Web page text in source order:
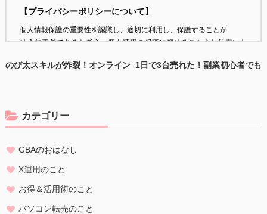
【プライバシーポリシーについて】
個人情報保護の重要性を認識し、適切に利用し、保護することが
社会的責任であると考え、個人情報の保護に努めることをお約束いた
電子メールアドレス、職業、勤務先等、特定の個人を識別し得る情報
をいいます。
個人情報の収集・利用
当方は、以下の目的のため、その範囲内においてのみ、個人情報を収
自発的な提供によるものであり、お客様が個人情報を提供された場合
は、当方が本方針に則って個人情報を 利用することをお客様が許諾し
のび太スキルが炸裂！オンライン 1日で3台売れた！副業初心者でも
カテゴリー
GBAのおはなし
X運用のこと
お得＆活用術のこと
パソコン転売のこと